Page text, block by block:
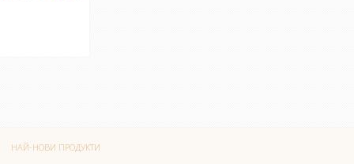
НАЙ-НОВИ ПРОДУКТИ